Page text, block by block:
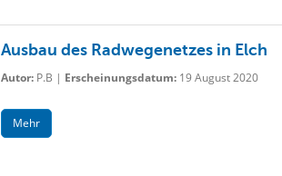
Ausbau des Radwegenetzes in Elch
Autor:P.B | Erscheinungsdatum:19 August 2020
Mehr